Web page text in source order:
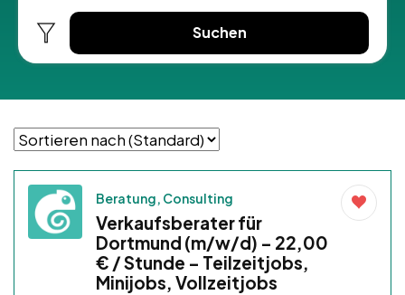
Suchen
Beratung, Consulting
Verkaufsberater für
Dortmund (m/w/d) – 22,00
€ / Stunde – Teilzeitjobs,
Minijobs, Vollzeitjobs